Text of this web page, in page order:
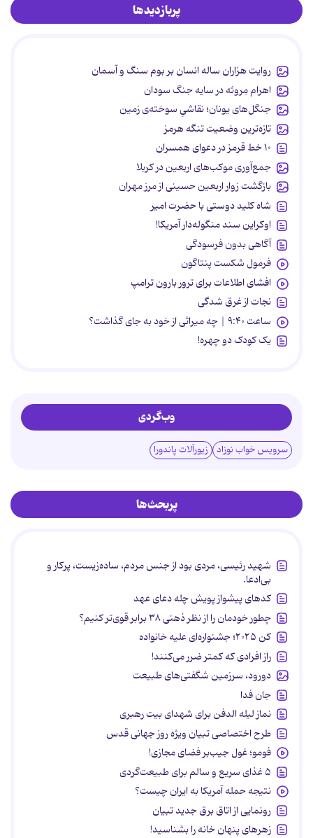
پربازدیدها
روایت هزاران ساله انسان بر بوم سنگ و آسمان
اهرام مِروئه در سایه جنگ سودان
جنگل‌های یونان؛ نقاشیِ سوخته‌ی زمین
تازه‌ترین وضعیت تنگه هرمز
۱۰ خط قرمز در دعوای همسران
جمع‌آوری موکب‌های اربعین در کربلا
بازگشت زوار اربعین حسینی از مرز مهران
شاه کلید دوستی با حضرت امیر
اوکراین سند منگوله‌دار آمریکا!
آگاهی بدون فرسودگی
فرمول شکست پنتاگون
افشای اطلاعات برای ترور بارون ترامپ
نجات از غرق شدگی
ساعت ۹:۴۰ | چه میراثی از خود به جای گذاشت؟
یک کودک دو چهره!
وب‌گردی
سرویس خواب نوزاد زیورآلات پاندورا
پربحث‌ها
شهید رئیسی، مردی بود از جنس مردم، ساده‌زیست، پرکار و
بی‌ادعا.
کدهای پیشواز پویش چله دعای عهد
چطور خودمان را از نظر ذهنی ۳۸ برابر قوی‌تر کنیم؟
کن ۲۰۲۵؛ جشنواره‌ای علیه خانواده
راز افرادی که کمتر ضرر می‌کنند!
دورود، سرزمین شگفتی‌های طبیعت
جان فدا
نماز لیله الدفن برای شهدای بیت رهبری
طرح اختصاصی تبیان ویژه روز جهانی قدس
فومو؛ غول جیب‌بر فضای مجازی!
۵ غذای سریع و سالم برای طبیعت‌گردی
نتیجه حمله آمریکا به ایران چیست؟
رونمایی از اتاق برق جدید تبیان
زهرهای پنهان خانه را بشناسید!